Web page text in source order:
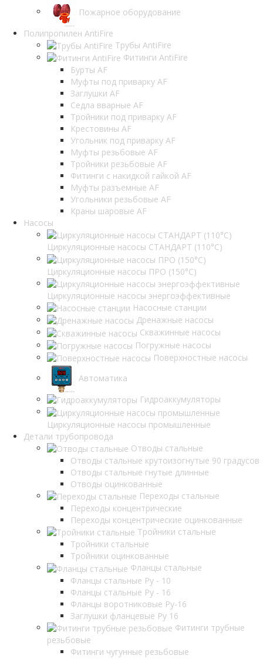
Пожарное оборудование
Полипропилен AntiFire
Трубы AntiFire
Фитинги AntiFire
Бурты AF
Муфты под приварку AF
Заглушки AF
Седла вварные AF
Тройники под приварку AF
Крестовины AF
Угольник под приварку AF
Муфты резьбовые AF
Тройники резьбовые AF
Фитинги с накидкой гайкой AF
Муфты разъемные AF
Угольники резьбовые AF
Краны шаровые AF
Насосы
Циркуляционные насосы СТАНДАРТ (110°C)
Циркуляционные насосы ПРО (150°C)
Циркуляционные насосы энергоэффективные
Насосные станции
Дренажные насосы
Скважинные насосы
Погружные насосы
Поверхностные насосы
Автоматика
Гидроаккумуляторы
Циркуляционные насосы промышленные
Детали трубопровода
Отводы стальные
Отводы стальные крутоизогнутые 90 градусов
Отводы стальные гнутые длинные
Отводы оцинкованные
Переходы стальные
Переходы концентрические
Переходы концентрические оцинкованные
Тройники стальные
Тройники стальные
Тройники оцинкованные
Фланцы стальные
Фланцы стальные Ру - 10
Фланцы стальные Ру - 16
Фланцы воротниковые Ру-16
Заглушки фланцевые Ру 16
Фитинги трубные
резьбовые
Фитинги чугунные резьбовые